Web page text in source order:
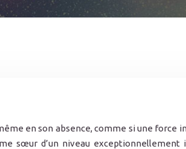
en son absence, comme si une
sœur d’un niveau